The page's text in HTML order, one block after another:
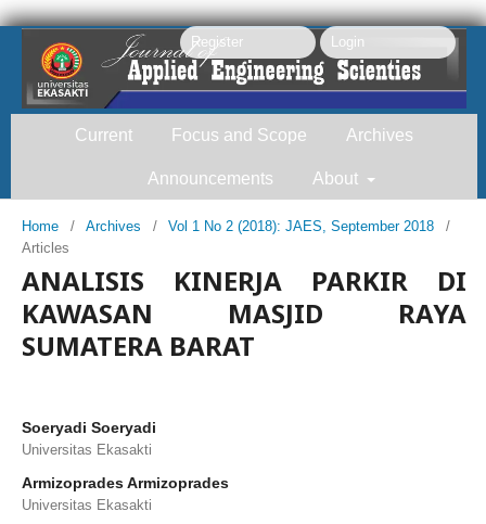
Current Focus and Scope Archives
Announcements About
Register Login
Home / Archives / Vol 1 No 2 (2018): JAES, September 2018
/
Articles
ANALISIS KINERJA PARKIR DI
KAWASAN MASJID RAYA
SUMATERA BARAT
Soeryadi Soeryadi
Universitas Ekasakti
Armizoprades Armizoprades
Universitas Ekasakti